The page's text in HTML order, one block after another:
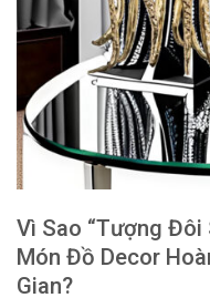
Vì Sao “Tượng Đôi
Món Đồ Decor
Gian?